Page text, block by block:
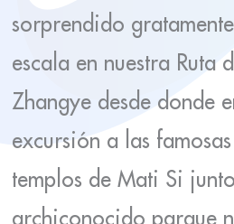
sorprendido
escala en nuestra Ruta
Zhangye desde donde
excursión a las
templos de Mati Si
archiconocido parque